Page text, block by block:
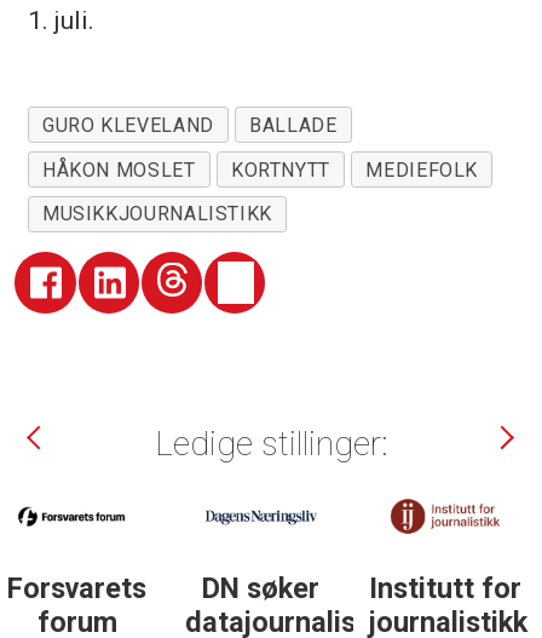
1. juli.
GURO KLEVELAND
BALLADE
HÅKON MOSLET
KORTNYTT
MEDIEFOLK
MUSIKKJOURNALISTIKK
Ledige stillinger:
DN søker
datajournalist
Institutt for
journalistikk
DN søker
journalist